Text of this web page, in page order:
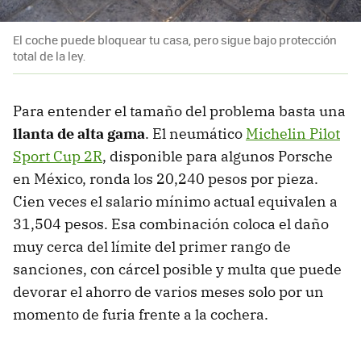
El coche puede bloquear tu casa, pero sigue bajo protección
total de la ley.
Para entender el tamaño del problema basta una
llanta de alta gama. El neumático Michelin Pilot
Sport Cup 2R, disponible para algunos Porsche
en México, ronda los 20,240 pesos por pieza.
Cien veces el salario mínimo actual equivalen a
31,504 pesos. Esa combinación coloca el daño
muy cerca del límite del primer rango de
sanciones, con cárcel posible y multa que puede
devorar el ahorro de varios meses solo por un
momento de furia frente a la cochera.